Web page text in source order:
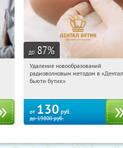
до 87%
07:21:46 Купили:
Третьяковская
Удаление новообразований
радиоволновым методом в «Дентал
бьюти бутик»
от 130 руб.
до19800руб.